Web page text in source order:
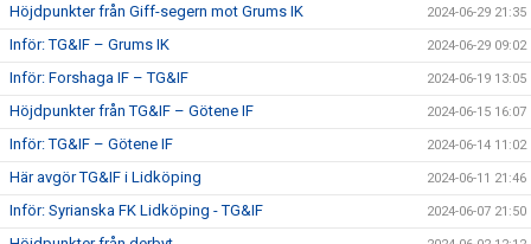
Höjdpunkter från Giff-segern mot Grums IK 2024-06-29 21:35
Inför: TG&IF – Grums IK 2024-06-29 09:02
Inför: Forshaga IF – TG&IF 2024-06-19 13:05
Höjdpunkter från TG&IF – Götene IF 2024-06-15 16:07
Inför: TG&IF – Götene IF 2024-06-14 11:02
Här avgör TG&IF i Lidköping 2024-06-11 21:46
Inför: Syrianska FK Lidköping - TG&IF 2024-06-07 21:50